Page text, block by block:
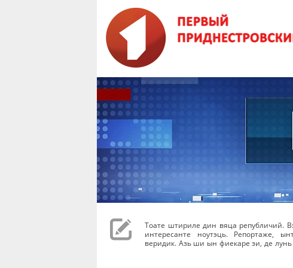
Тоате штириле дин вяца републичий.
интересанте ноутэць. Репортаже,
веридик. Азь ши ын фиекаре зи, де